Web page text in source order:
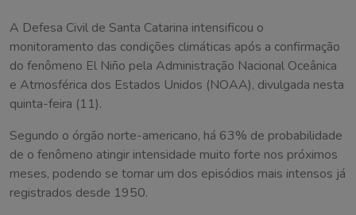
A Defesa Civil de Santa Catarina intensificou o
monitoramento das condições climáticas após a confirmação
do fenômeno El Niño pela Administração Nacional Oceânica
e Atmosférica dos Estados Unidos (NOAA), divulgada nesta
quinta-feira (11).
Segundo o órgão norte-americano, há 63% de probabilidade
de o fenômeno atingir intensidade muito forte nos próximos
meses, podendo se tornar um dos episódios mais intensos já
registrados desde 1950.